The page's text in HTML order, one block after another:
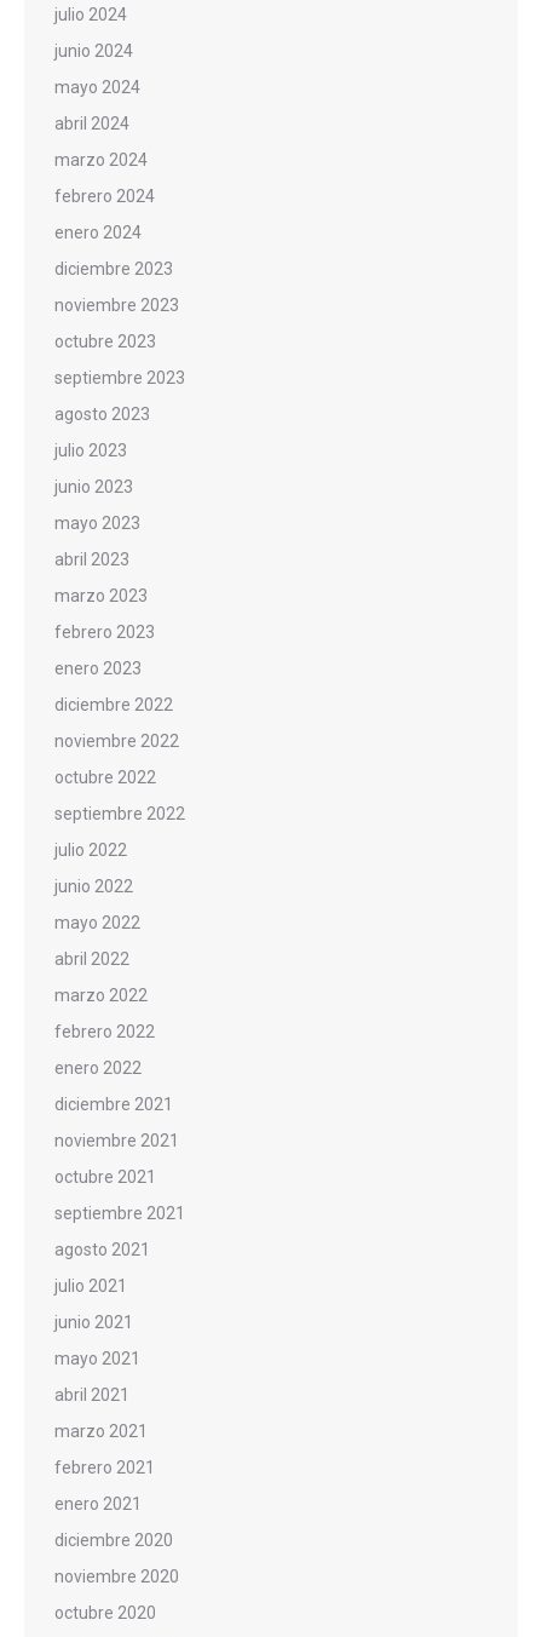
julio 2024
junio 2024
mayo 2024
abril 2024
marzo 2024
febrero 2024
enero 2024
diciembre 2023
noviembre 2023
octubre 2023
septiembre 2023
agosto 2023
julio 2023
junio 2023
mayo 2023
abril 2023
marzo 2023
febrero 2023
enero 2023
diciembre 2022
noviembre 2022
octubre 2022
septiembre 2022
julio 2022
junio 2022
mayo 2022
abril 2022
marzo 2022
febrero 2022
enero 2022
diciembre 2021
noviembre 2021
octubre 2021
septiembre 2021
agosto 2021
julio 2021
junio 2021
mayo 2021
abril 2021
marzo 2021
febrero 2021
enero 2021
diciembre 2020
noviembre 2020
octubre 2020